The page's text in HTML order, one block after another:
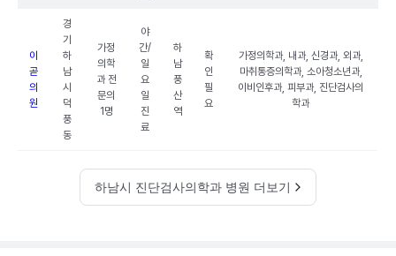
이
곧
의
원
경
기
하
남
시
덕
풍
동
가정
의학
과 전
문의
1명
야
간/
일
요
일
진
료
하
남
풍
산
역
확
인
필
요
가정의학과, 내과, 신경과, 외과,
마취통증의학과, 소아청소년과,
이비인후과, 피부과, 진단검사의
학과
하남시 진단검사의학과 병원 더보기